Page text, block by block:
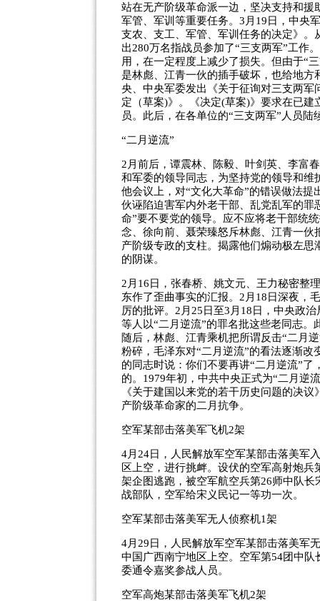
站在无产阶级革命派一边，坚决支持和
军管、军训等重要任务。3月19日，中央
支农、支工、军管、军训任务的决定》。
出280万名指战员参加了“三支两军”工作
用，在一定程度上减少了损失。但由于“
是林彪、江青一伙的插手破坏，也给地方
央、中央军委发出《关于征询对三支两
定（草案)》。《决定(草案)》要求在已
员。此后，在各单位的“三支两军”人员陆
“二月逆流”
2月前后，谭震林、陈毅、叶剑英、李富
和军委的领导同志，为坚持党的领导和
他会议上，对“文化大革命”的错误做法
伙诬陷迫害军内外老干部、乱党乱军的
命”要不要党的领导。应不应将老干部统
念、徐向前、聂荣臻怒斥林彪、江青一
产阶级专政的支柱。揭露他们煽动极左
的阴谋。
2月16日，张春桥、姚文元、王力秘密整
东作了歪曲事实的汇报。2月18日深夜，
厉的批评。2月25日至3月18日，中央政
等人以“二月逆流”的罪名批这些老同志
随后，林彪、江青乘机把所谓反击“二月
粉碎，毛泽东对“二月逆流”的看法逐渐
的同志时说：你们不要再讲“二月逆流”
的。1979年初，中共中央正式为“二月逆
《关于建国以来党的若干历史问题的决
产阶级革命家的二月抗争。
空军某部击落美军飞机2架
4月24日，人民解放军空军某部击落美军
区上空，进行挑衅。设伏的空军高射炮
架企图逃跑，被空军航空兵第26师中队
战部队，空军给宋义民记一等功一次。
空军某部击落美军无人侦察机1架
4月29日，人民解放军空军某部击落美军
中国广西南宁地区上空。空军第54团中
委通令嘉奖参战人员。
空军高炮某部击落美军飞机2架